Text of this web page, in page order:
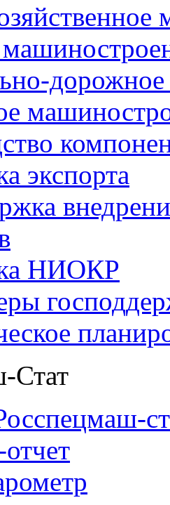
экспорта
НИОКР
Стат